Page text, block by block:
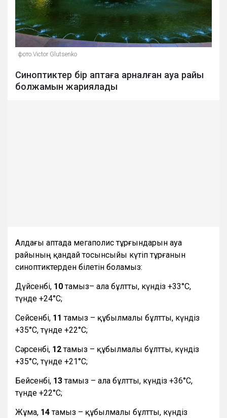
фото Victor Glutsenko
Синоптиктер бір аптаға арналған ауа райы
болжамын жариялады
Алдағы аптада мегаполис тұрғындарын ауа
райының қандай тосынсыйы күтіп тұрғанын
синоптиктерден білетін боламыз:
Дүйсенбі, 10тамыз– ала бұлтты, күндіз +33°С,
түнде +24°С;
Сейсенбі, 11тамыз – құбылмалы бұлтты, күндіз
+35°С, түнде +22°С;
Сәрсенбі, 12тамыз – құбылмалы бұлтты, күндіз
+35°С, түнде +21°С;
Бейсенбі, 13тамыз – ала бұлтты, күндіз +36°С,
түнде +22°С;
Жұма, 14тамыз – құбылмалы бұлтты, күндіз